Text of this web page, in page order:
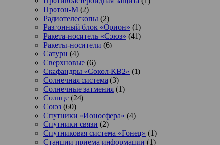
Протон-М (2)
Радиотелескопы (2)
Разгонный блок «Орион» (1)
Ракета-носитель «Союз» (41)
Ракеты-носители (6)
Сатурн (4)
Сверхновые (6)
Скафандры «Сокол-КВ2» (1)
Солнечная система (3)
Солнечные затмения (1)
Солнце (24)
Союз (60)
Спутники «Ионосфера» (4)
Спутники связи (2)
Спутниковая система «Гонец» (1)
Станции приема информации (1)